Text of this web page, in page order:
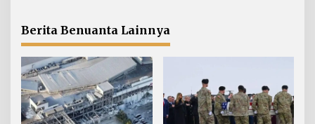
Berita Benuanta Lainnya